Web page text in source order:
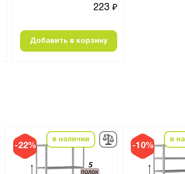
223 ₽
Добавить в корзину
-22%
в наличии
-10%
в